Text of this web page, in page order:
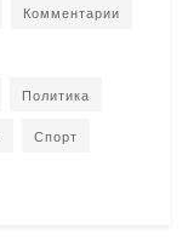
Комментарии
Политика
Спорт